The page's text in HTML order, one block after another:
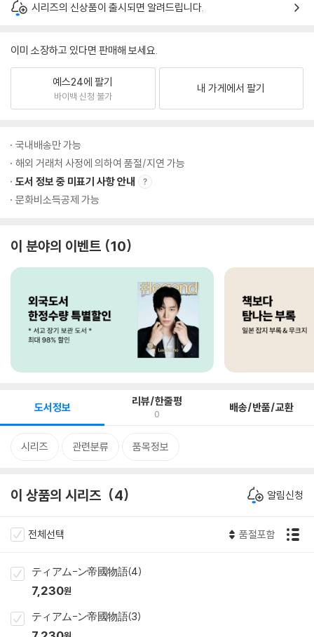
시리즈의 신상품이 출시되면 알려드립니다.
이미 소장하고 있다면 판매해 보세요.
예스24에 팔기
바이백 신청 불가
내 가게에서 팔기
국내배송만 가능
해외 거래처 사정에 의하여 품절/지연 가능
도서 정보 중 미표기 사항 안내
문화비소득공제 가능
이 분야의 이벤트 10
도서정보 리뷰/한줄평
0 배송/반품/교환
시리즈 관련분류 품목정보
이 상품의 시리즈 4 알림신청
전체선택 품절포함
ティアム-ン帝國物語(4)
7,230원
ティアム-ン帝國物語(3)